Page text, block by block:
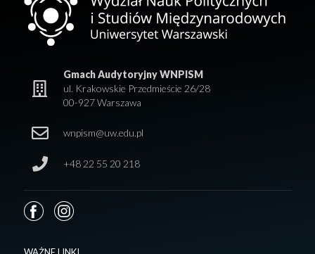
Gmach Audytoryjny WNPISM
ul. Krakowskie Przedmieście 26/28
00-927 Warszawa
wnpism@uw.edu.pl
+48 22 55 20 218
WAŻNE LINKI